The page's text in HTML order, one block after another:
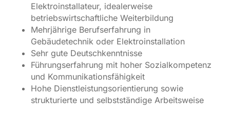
Elektroinstallateur, idealerweise
betriebswirtschaftliche Weiterbildung
Mehrjährige Berufserfahrung in
Gebäudetechnik oder Elektroinstallation
Sehr gute Deutschkenntnisse
Führungserfahrung mit hoher Sozialkompetenz
und Kommunikationsfähigkeit
Hohe Dienstleistungsorientierung sowie
strukturierte und selbstständige Arbeitsweise